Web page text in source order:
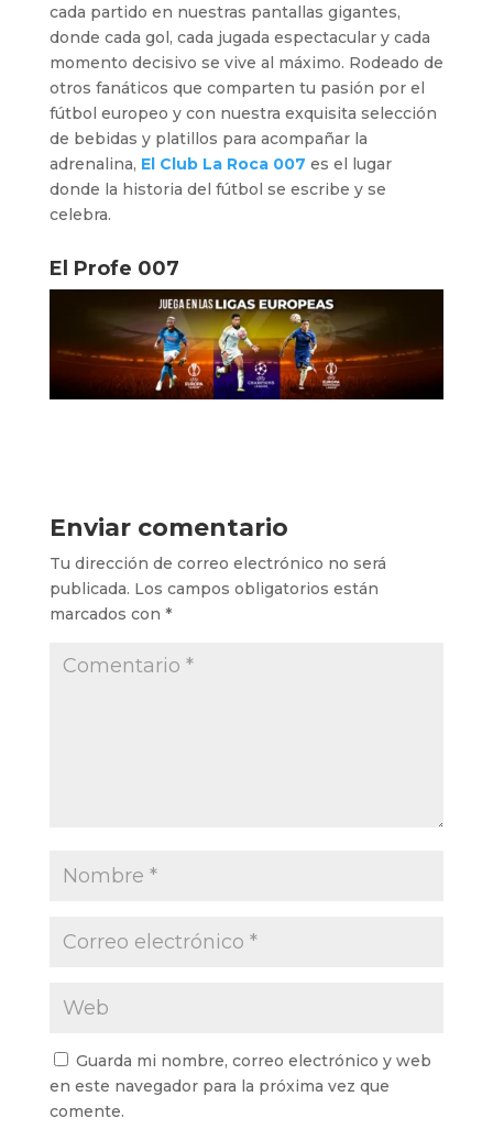
cada partido en nuestras pantallas gigantes,
donde cada gol, cada jugada espectacular y cada
momento decisivo se vive al máximo. Rodeado de
otros fanáticos que comparten tu pasión por el
fútbol europeo y con nuestra exquisita selección
de bebidas y platillos para acompañar la
adrenalina, El Club La Roca 007 es el lugar
donde la historia del fútbol se escribe y se
celebra.
El Profe 007
Enviar comentario
Tu dirección de correo electrónico no será
publicada. Los campos obligatorios están
marcados con *
Guarda mi nombre, correo electrónico y web
en este navegador para la próxima vez que
comente.